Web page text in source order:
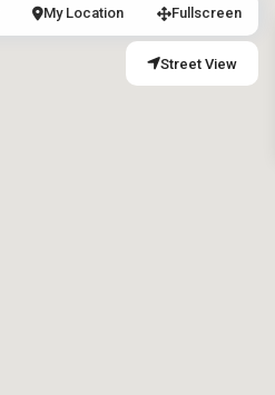
My Location Fullscreen
Street View